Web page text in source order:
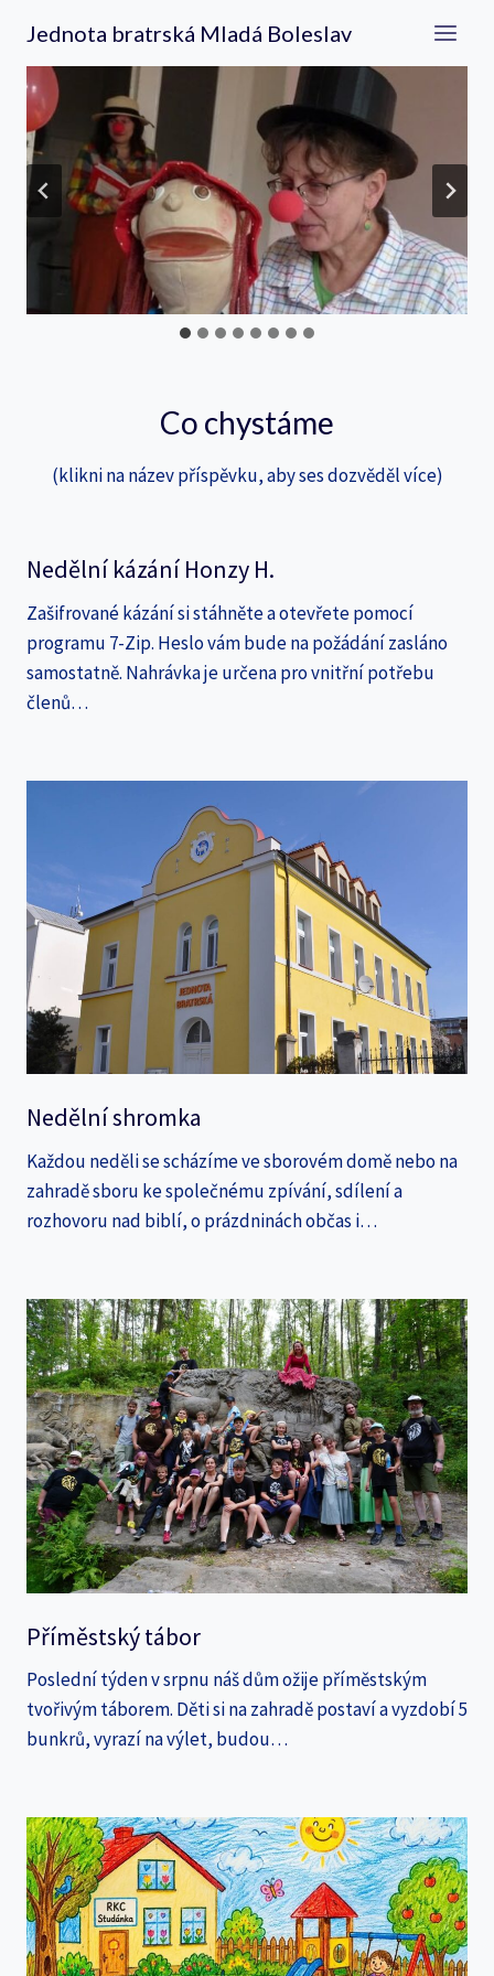
obsah
Jednota bratrská Mladá Boleslav
Co chystáme
(klikni na název příspěvku, aby ses dozvěděl více)
Nedělní kázání Honzy H.
Zašifrované kázání si stáhněte a otevřete pomocí
programu 7-Zip. Heslo vám bude na požádání zasláno
samostatně. Nahrávka je určena pro vnitřní potřebu
členů…
Nedělní shromka
Každou neděli se scházíme ve sborovém domě nebo na
zahradě sboru ke společnému zpívání, sdílení a
rozhovoru nad biblí, o prázdninách občas i…
Příměstský tábor
Poslední týden v srpnu náš dům ožije příměstským
tvořivým táborem. Děti si na zahradě postaví a vyzdobí 5
bunkrů, vyrazí na výlet, budou…